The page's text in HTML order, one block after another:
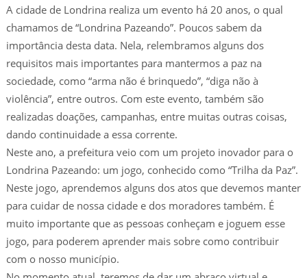
A cidade de Londrina realiza um evento há 20 anos, o qual
chamamos de “Londrina Pazeando”. Poucos sabem da
importância desta data. Nela, relembramos alguns dos
requisitos mais importantes para mantermos a paz na
sociedade, como “arma não é brinquedo”, “diga não à
violência”, entre outros. Com este evento, também são
realizadas doações, campanhas, entre muitas outras coisas,
dando continuidade a essa corrente.
Neste ano, a prefeitura veio com um projeto inovador para o
Londrina Pazeando: um jogo, conhecido como “Trilha da Paz”.
Neste jogo, aprendemos alguns dos atos que devemos manter
para cuidar de nossa cidade e dos moradores também. É
muito importante que as pessoas conheçam e joguem esse
jogo, para poderem aprender mais sobre como contribuir
com o nosso município.